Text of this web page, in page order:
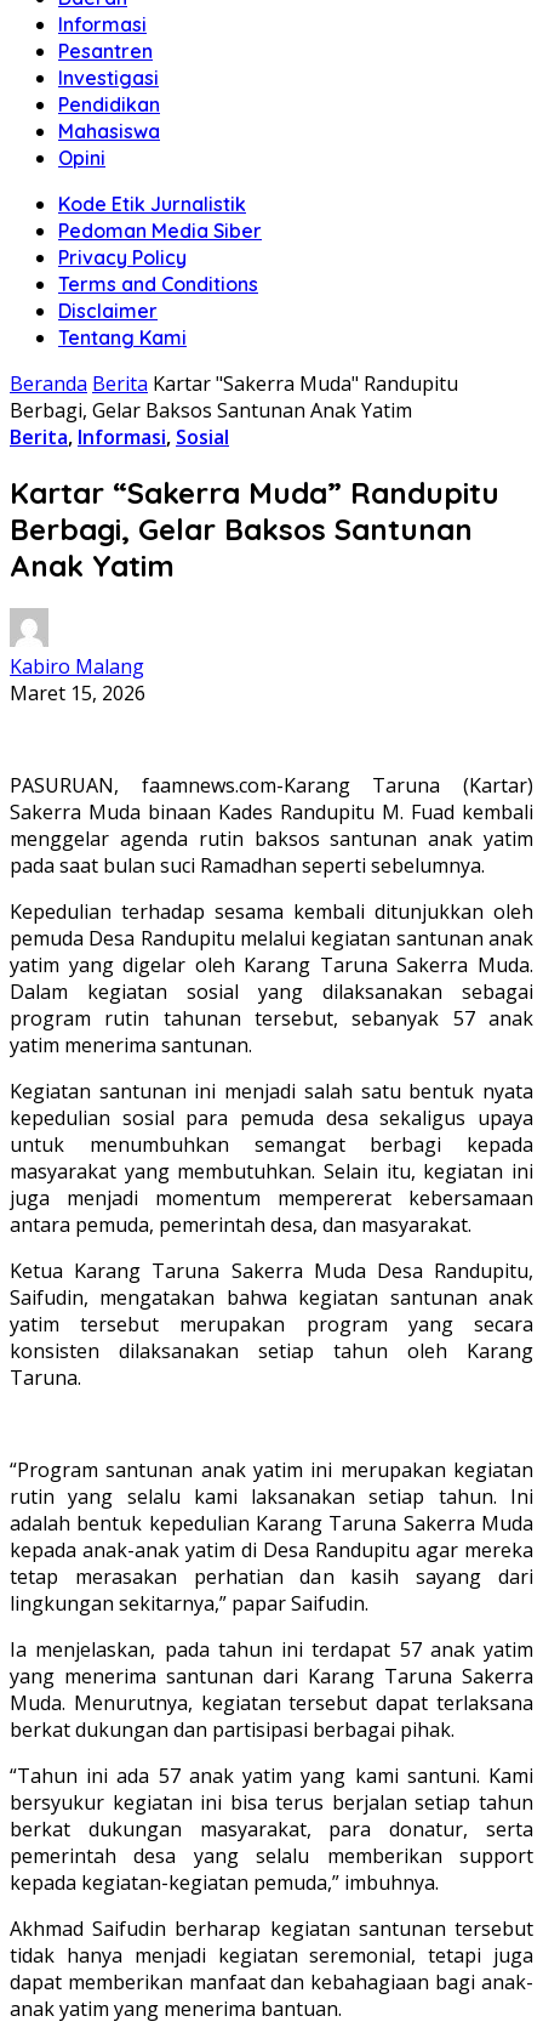
Informasi
Pesantren
Investigasi
Pendidikan
Mahasiswa
Opini
Kode Etik Jurnalistik
Pedoman Media Siber
Privacy Policy
Terms and Conditions
Disclaimer
Tentang Kami
Beranda Berita Kartar "Sakerra Muda" Randupitu
Berbagi, Gelar Baksos Santunan Anak Yatim
Berita, Informasi, Sosial
Kartar “Sakerra Muda” Randupitu
Berbagi, Gelar Baksos Santunan
Anak Yatim
Kabiro Malang
Maret 15, 2026
PASURUAN, faamnews.com-Karang Taruna (Kartar)
Sakerra Muda binaan Kades Randupitu M. Fuad kembali
menggelar agenda rutin baksos santunan anak yatim
pada saat bulan suci Ramadhan seperti sebelumnya.
Kepedulian terhadap sesama kembali ditunjukkan oleh
pemuda Desa Randupitu melalui kegiatan santunan anak
yatim yang digelar oleh Karang Taruna Sakerra Muda.
Dalam kegiatan sosial yang dilaksanakan sebagai
program rutin tahunan tersebut, sebanyak 57 anak
yatim menerima santunan.
Kegiatan santunan ini menjadi salah satu bentuk nyata
kepedulian sosial para pemuda desa sekaligus upaya
untuk menumbuhkan semangat berbagi kepada
masyarakat yang membutuhkan. Selain itu, kegiatan ini
juga menjadi momentum mempererat kebersamaan
antara pemuda, pemerintah desa, dan masyarakat.
Ketua Karang Taruna Sakerra Muda Desa Randupitu,
Saifudin, mengatakan bahwa kegiatan santunan anak
yatim tersebut merupakan program yang secara
konsisten dilaksanakan setiap tahun oleh Karang
Taruna.
“Program santunan anak yatim ini merupakan kegiatan
rutin yang selalu kami laksanakan setiap tahun. Ini
adalah bentuk kepedulian Karang Taruna Sakerra Muda
kepada anak-anak yatim di Desa Randupitu agar mereka
tetap merasakan perhatian dan kasih sayang dari
lingkungan sekitarnya,” papar Saifudin.
Ia menjelaskan, pada tahun ini terdapat 57 anak yatim
yang menerima santunan dari Karang Taruna Sakerra
Muda. Menurutnya, kegiatan tersebut dapat terlaksana
berkat dukungan dan partisipasi berbagai pihak.
“Tahun ini ada 57 anak yatim yang kami santuni. Kami
bersyukur kegiatan ini bisa terus berjalan setiap tahun
berkat dukungan masyarakat, para donatur, serta
pemerintah desa yang selalu memberikan support
kepada kegiatan-kegiatan pemuda,” imbuhnya.
Akhmad Saifudin berharap kegiatan santunan tersebut
tidak hanya menjadi kegiatan seremonial, tetapi juga
dapat memberikan manfaat dan kebahagiaan bagi anak-
anak yatim yang menerima bantuan.